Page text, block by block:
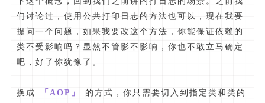
们讨论过，使用公共打印日志的方法也可以，现在我要
提问一个问题，如果我要改这个方法，你能保证依赖的
类不受影响吗？显然不管影不影响，你也不敢立马确定
吧，好了你犹豫了。
换成 「AOP」
的方式，你只需要切入到指定类和类的